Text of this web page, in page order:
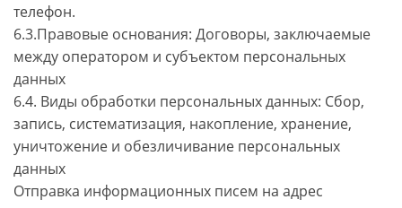
телефон.
6.3.Правовые основания: Договоры, заключаемые
между оператором и субъектом персональных
данных
6.4. Виды обработки персональных данных: Сбор,
запись, систематизация, накопление, хранение,
уничтожение и обезличивание персональных
данных
Отправка информационных писем на адрес